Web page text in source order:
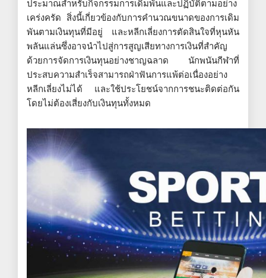
ประมาณสำหรับกิจกรรมการเดิมพันและปฏิบัติตามอย่าง
เคร่งครัด สิ่งนี้เกี่ยวข้องกับการคำนวณขนาดของการเดิม
พันตามเงินทุนที่มีอยู่ และหลีกเลี่ยงการตัดสินใจที่หุนหัน
พลันแล่นซึ่งอาจนำไปสู่การสูญเสียทางการเงินที่สำคัญ
ด้วยการจัดการเงินทุนอย่างชาญฉลาด นักพนันกีฬาที่
ประสบความสำเร็จสามารถฝ่าฟันการแพ้ต่อเนื่องอย่าง
หลีกเลี่ยงไม่ได้ และใช้ประโยชน์จากการชนะติดต่อกัน
โดยไม่ต้องเสี่ยงกับเงินทุนทั้งหมด